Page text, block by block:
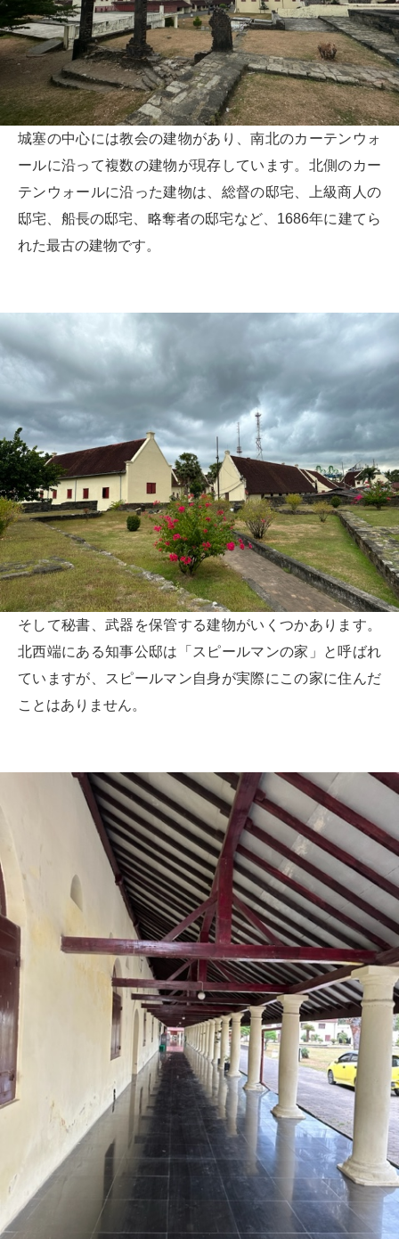
城塞の中心には教会の建物があり、南北のカーテンウォ
ールに沿って複数の建物が現存しています。北側のカー
テンウォールに沿った建物は、総督の邸宅、上級商人の
邸宅、船長の邸宅、略奪者の邸宅など、1686年に建てら
れた最古の建物です。
そして秘書、武器を保管する建物がいくつかあります。
北西端にある知事公邸は「スピールマンの家」と呼ばれ
ていますが、スピールマン自身が実際にこの家に住んだ
ことはありません。